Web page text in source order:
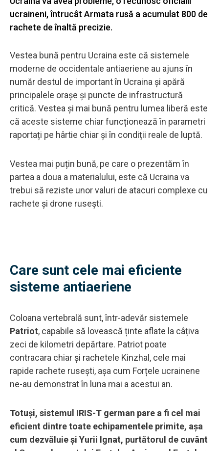
ucraineni, întrucât Armata rusă a acumulat 800 de
rachete de înaltă precizie.
Vestea bună pentru Ucraina este că sistemele
moderne de occidentale antiaeriene au ajuns în
număr destul de important în Ucraina și apără
principalele orașe și puncte de infrastructură
critică. Vestea și mai bună pentru lumea liberă este
că aceste sisteme chiar funcționează în parametri
raportați pe hârtie chiar și în condiții reale de luptă.
Vestea mai puțin bună, pe care o prezentăm în
partea a doua a materialului, este că Ucraina va
trebui să reziste unor valuri de atacuri complexe cu
rachete și drone rusești.
Care sunt cele mai eficiente
sisteme antiaeriene
Coloana vertebrală sunt, într-adevăr sistemele
Patriot, capabile să lovească ținte aflate la câțiva
zeci de kilometri depărtare. Patriot poate
contracara chiar și rachetele Kinzhal, cele mai
rapide rachete rusești, așa cum Forțele ucrainene
ne-au demonstrat în luna mai a acestui an.
Totuși, sistemul IRIS-T german pare a fi cel mai
eficient dintre toate echipamentele primite, așa
cum dezvăluie și Yurii Ignat, purtătorul de cuvânt